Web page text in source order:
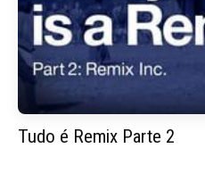
Tudo é Remix Parte 2